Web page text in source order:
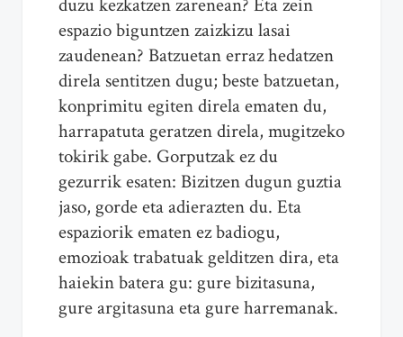
duzu kezkatzen zarenean? Eta zein
espazio biguntzen zaizkizu lasai
zaudenean? Batzuetan erraz hedatzen
direla sentitzen dugu; beste batzuetan,
konprimitu egiten direla ematen du,
harrapatuta geratzen direla, mugitzeko
tokirik gabe. Gorputzak ez du
gezurrik esaten: Bizitzen dugun guztia
jaso, gorde eta adierazten du. Eta
espaziorik ematen ez badiogu,
emozioak trabatuak gelditzen dira, eta
haiekin batera gu: gure bizitasuna,
gure argitasuna eta gure harremanak.